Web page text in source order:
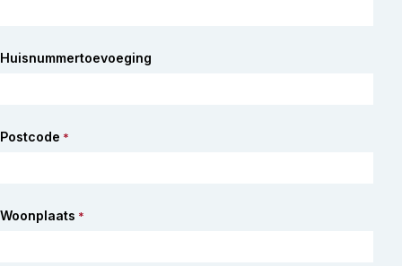
Huisnummertoevoeging
Postcode *
Woonplaats *